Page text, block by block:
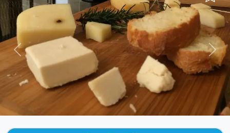
Previous Next